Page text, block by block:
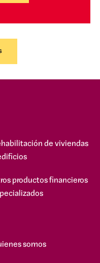
de viviendas
productos financieros
somos